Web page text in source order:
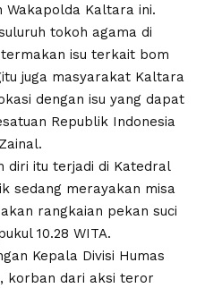
Wakapolda Kaltara ini.
tokoh agama di
isu terkait bom
juga masyarakat Kaltara
dengan isu yang dapat
Republik Indonesia
diri itu terjadi di Katedral
sedang merayakan misa
rangkaian pekan suci
10.28 WITA.
Kepala Divisi Humas
korban dari aksi teror